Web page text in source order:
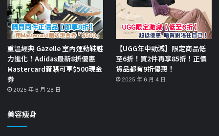
重溫經典 Gazelle 室內運動鞋魅
力進化！Adidas最新8折優惠｜
Mastercard簽賬可享$500現金
券
2025 年 6 月 28 日
【UGG年中勁減】限定商品低
至6折！買2件再享85折！正價
貨品都有9折優惠！
2025 年 6 月 4 日
美容瘦身